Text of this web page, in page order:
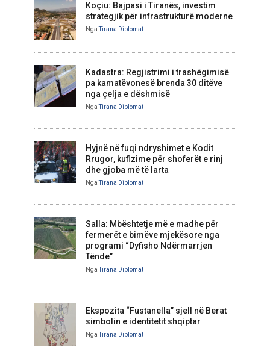
Koçiu: Bajpasi i Tiranës, investim
strategjik për infrastrukturë moderne
NgaTirana Diplomat
Kadastra: Regjistrimi i trashëgimisë
pa kamatëvonesë brenda 30 ditëve
nga çelja e dëshmisë
NgaTirana Diplomat
Hyjnë në fuqi ndryshimet e Kodit
Rrugor, kufizime për shoferët e rinj
dhe gjoba më të larta
NgaTirana Diplomat
Salla: Mbështetje më e madhe për
fermerët e bimëve mjekësore nga
programi “Dyfisho Ndërmarrjen
Tënde”
NgaTirana Diplomat
Ekspozita “Fustanella” sjell në Berat
simbolin e identitetit shqiptar
NgaTirana Diplomat